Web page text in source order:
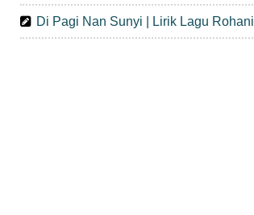
Di Pagi Nan Sunyi | Lirik Lagu Rohani